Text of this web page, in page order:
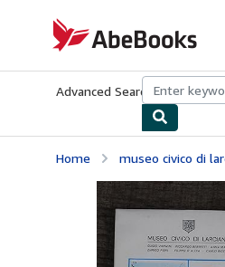
AbeBooks.com
Advanced Search Browse
Home museo civico di